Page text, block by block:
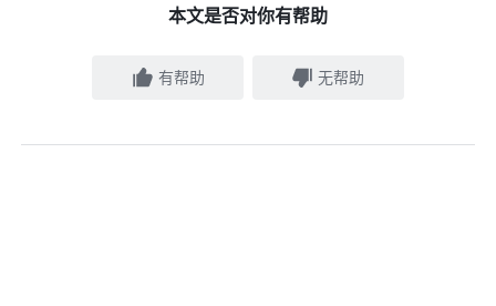
本文是否对你有帮助
有帮助 无帮助